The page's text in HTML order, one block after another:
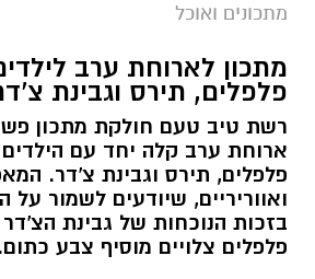
מתכונים ואוכל
מתכון לארוחת ערב
פלפלים, תירס וגבינת
רשת טיב טעם חולקת מתכון
ארוחת ערב קלה יחד עם
פלפלים, תירס וגבינת צ'דר.
ואווריריים, שיודעים לשמור
בזכות הנוכחות של גבינת
פלפלים צלויים מוסיף צבע כתום.